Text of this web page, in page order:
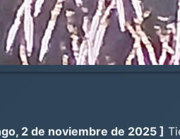
2 de noviembre de 2025 ]